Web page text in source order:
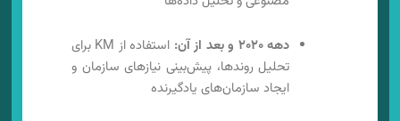
دهه ۲۰۲۰ و بعد از آن:
استفاده از KM برای
تحلیل روندها، پیش‌بینی نیازهای سازمان و
ایجاد سازمان‌های یادگیرنده